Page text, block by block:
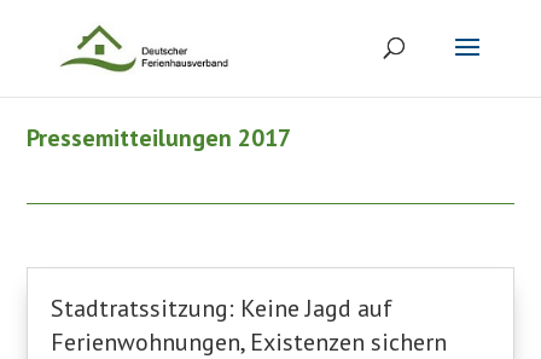
Pressemitteilungen 2017
Stadtratssitzung: Keine Jagd auf
Ferienwohnungen, Existenzen sichern